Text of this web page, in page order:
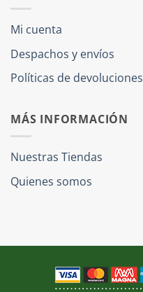
Mi cuenta
Despachos y envíos
Políticas de devoluciones
MÁS INFORMACIÓN
Nuestras Tiendas
Quienes somos